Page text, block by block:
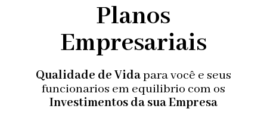
Planos
Empresariais
Qualidade de Vidapara você e seus
funcionarios em equilibrio com os
Investimentos da sua Empresa